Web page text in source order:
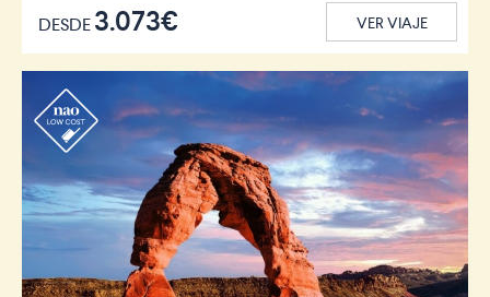
DESDE3.073€ VER VIAJE
r